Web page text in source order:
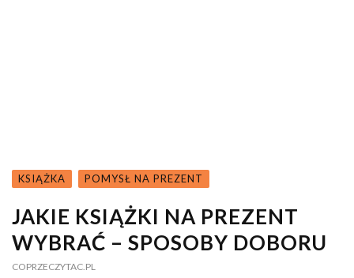
KSIĄŻKA POMYSŁ NA PREZENT
JAKIE KSIĄŻKI NA PREZENT
WYBRAĆ – SPOSOBY DOBORU
COPRZECZYTAC.PL